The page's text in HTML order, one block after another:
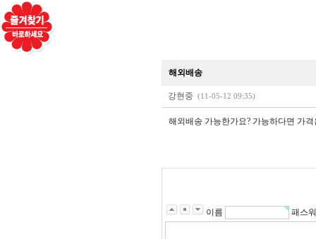
해외배송
강현중 (11-05-12 09:35)
해외배송 가능한가요? 가능하다면 가
이름 패스